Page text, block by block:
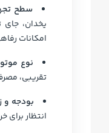
سطح
یخدان،
امکانات
نوع
تقریبی،
بودجه و
انتظار